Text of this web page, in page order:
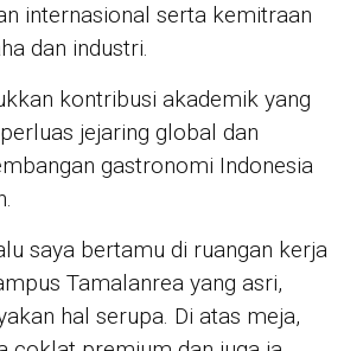
internasional serta kemitraan
dan industri.
kontribusi akademik yang
jejaring global dan
gastronomi Indonesia
saya bertamu di ruangan kerja
Tamalanrea yang asri,
hal serupa. Di atas meja,